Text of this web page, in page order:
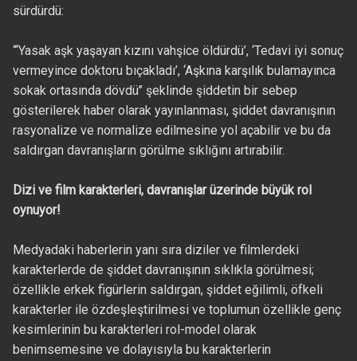
sürdürdü:
“‘Yasak aşk yaşayan kızını vahşice öldürdü’, ‘Tedavi iyi sonuç
vermeyince doktoru bıçakladı’, ‘Aşkına karşılık bulamayınca
sokak ortasında dövdü’’ şeklinde şiddetin bir sebep
gösterilerek haber olarak yayınlanması, şiddet davranışının
rasyonalize ve normalize edilmesine yol açabilir ve bu da
saldırgan davranışların görülme sıklığını artırabilir.
Dizi ve film karakterleri, davranışlar üzerinde büyük rol
oynuyor!
Medyadaki haberlerin yanı sıra diziler ve filmlerdeki
karakterlerde de şiddet davranışının sıklıkla görülmesi;
özellikle erkek figürlerin saldırgan, şiddet eğilimli, öfkeli
karakterler ile özdeşleştirilmesi ve toplumun özellikle genç
kesimlerinin bu karakterleri rol-model olarak
benimsemesine ve dolayısıyla bu karakterlerin